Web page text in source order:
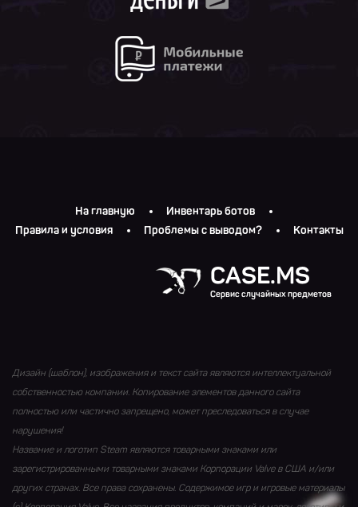
На главную
Инвентарь ботов
Правила и условия
Проблемы с выводом? Контакты
CASE.MS
Сервис случайных предметов
Дизайн (шаблон), изображения и текст сайта являются интеллектуальной
собственностью компании. Копирование элементов данного сайта
полностью или частично запрещено, может преследоваться в случае
нарушения!
Название и логотип Steam являются товарными знаками или
зарегистрированными товарными знаками Корпорации Valve в США и/или
других странах. Все права сохранены. Содержимое игр и игровые материалы